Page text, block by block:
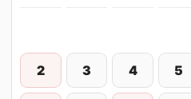
2 3 4 5